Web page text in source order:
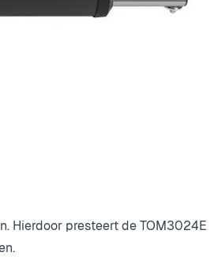
en krachtige oplossing voor het
motor, met een breedte van slechts
Hierdoor presteert de TOM3024E